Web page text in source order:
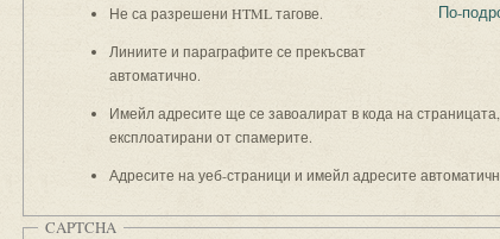
По-
Не са разрешени HTML тагове.
Линиите и параграфите се прекъсват
автоматично.
Имейл адресите ще се завоалират в кода на
експлоатирани от спамерите.
Адресите на уеб-страници и имейл адресите
CAPTCHA